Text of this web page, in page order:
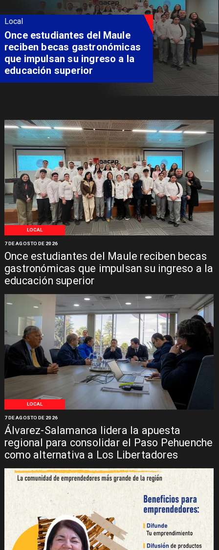
LOCAL
Once estudiantes del Maule reciben becas
gastronómicas que impulsan su ingreso a la
educación superior
7 DE AGOSTO DE 2026
LOCAL
Álvarez-Salamanca lidera la apuesta
regional para consolidar el Paso Pehuenche
como alternativa a Los Libertadores
7 DE AGOSTO DE 2026
Local
Once estudiantes del Maule
reciben becas gastronómicas
que impulsan su ingreso a la
educación superior